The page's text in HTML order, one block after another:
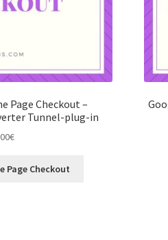
Page Checkout –
Tunnel-plug-in
€
Page Checkout